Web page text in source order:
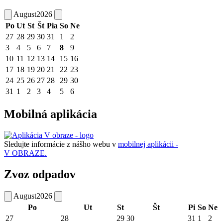
August2026
Po Ut St Št Pia So Ne
27 28 29 30 31 1
2
3
4 5 6 7 8
9
10 11 12 13 14 15 16
17 18 19 20 21 22 23
24 25 26 27 28 29 30
31 1 2 3 4 5 6
Mobilná aplikácia
Sledujte informácie z nášho webu v mobilnej aplikácii -
V OBRAZE.
Zvoz odpadov
August2026
Po
Ut St Št Pi So Ne
27
28 29 30 31 1 2